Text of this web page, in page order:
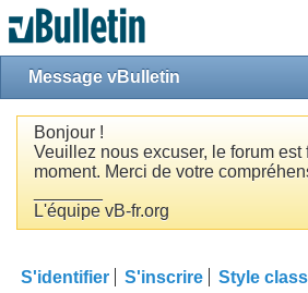
Message vBulletin
Bonjour !
Veuillez nous excuser, le forum est
moment. Merci de votre
L'équipe vB-fr.org
S'identifier S'inscrire Style